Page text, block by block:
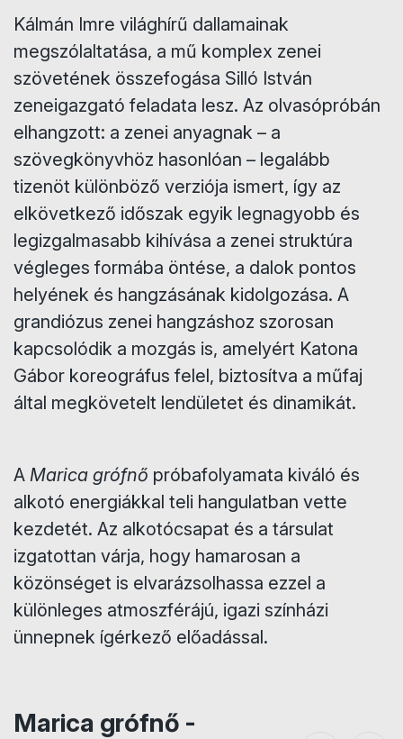
​Kálmán Imre világhírű dallamainak
megszólaltatása, a mű komplex zenei
szövetének összefogása Silló István
zeneigazgató feladata lesz. Az olvasópróbán
elhangzott: a zenei anyagnak – a
szövegkönyvhöz hasonlóan – legalább
tizenöt különböző verziója ismert, így az
elkövetkező időszak egyik legnagyobb és
legizgalmasabb kihívása a zenei struktúra
végleges formába öntése, a dalok pontos
helyének és hangzásának kidolgozása. A
grandiózus zenei hangzáshoz szorosan
kapcsolódik a mozgás is, amelyért Katona
Gábor koreográfus felel, biztosítva a műfaj
által megkövetelt lendületet és dinamikát.
​A Marica grófnő próbafolyamata kiváló és
alkotó energiákkal teli hangulatban vette
kezdetét. Az alkotócsapat és a társulat
izgatottan várja, hogy hamarosan a
közönséget is elvarázsolhassa ezzel a
különleges atmoszférájú, igazi színházi
ünnepnek ígérkező előadással.
Marica grófnő -